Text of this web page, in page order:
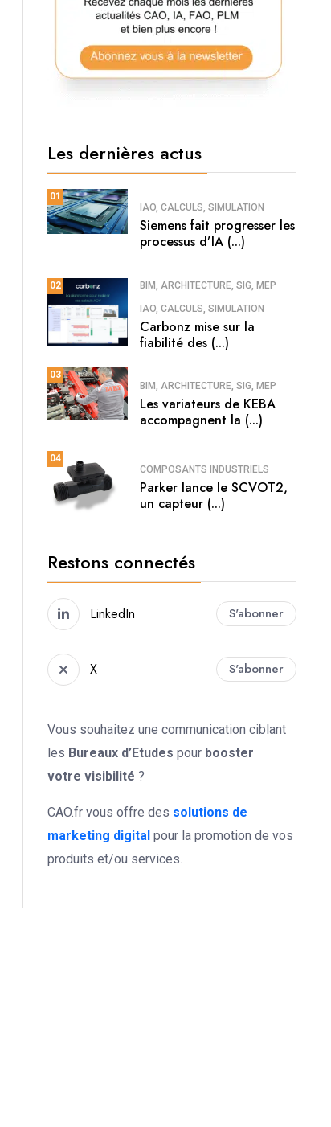
Les dernières actus
01
IAO, CALCULS, SIMULATION
Siemens fait progresser les
processus d’IA (...)
02 BIM, ARCHITECTURE, SIG, MEP
IAO, CALCULS, SIMULATION
Carbonz mise sur la
fiabilité des (...)
03
BIM, ARCHITECTURE, SIG, MEP
Les variateurs de KEBA
accompagnent la (...)
04
COMPOSANTS INDUSTRIELS
Parker lance le SCVOT2,
un capteur (...)
Restons connectés
LinkedIn S'abonner
X S'abonner
Vous souhaitez une communication ciblant
les Bureaux d’Etudes pour booster
votre visibilité ?
CAO.fr vous offre des solutions de
marketing digital pour la promotion de vos
produits et/ou services.